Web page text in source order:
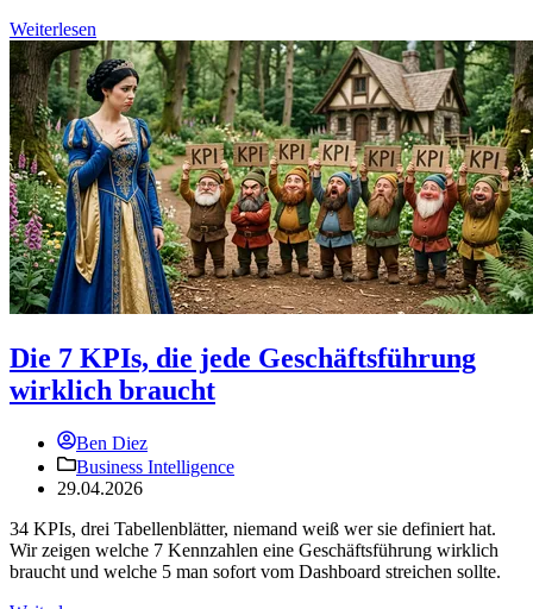
Weiterlesen
Die 7 KPIs, die jede Geschäftsführung
wirklich braucht
Ben Diez
Business Intelligence
29.04.2026
34 KPIs, drei Tabellenblätter, niemand weiß wer sie definiert hat.
Wir zeigen welche 7 Kennzahlen eine Geschäftsführung wirklich
braucht und welche 5 man sofort vom Dashboard streichen sollte.